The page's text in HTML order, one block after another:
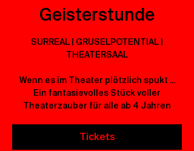
Geisterstunde
SURREAL | GRUSELPOTENTIAL |
THEATERSAAL
Wenn es im Theater plötzlich spukt ...
Ein fantasievolles Stück voller
Theaterzauber für alle ab 4 Jahren
Tickets